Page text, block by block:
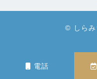
電話
© しらみ